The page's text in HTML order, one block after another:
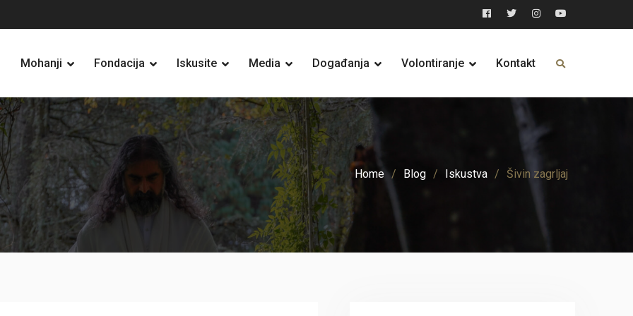
Facebook
TwitterInstagram
YouTube
Mohanji Fondacija Iskusite Media Događanja Volontiranje Kontakt
Home Blog Iskustva Šivin zagrljaj